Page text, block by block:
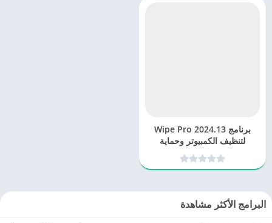
برنامج Wipe Pro 2024.13
لتنظيف الكمبيوتر وحماية
الخصوصية
البرامج الأكثر مشاهدة